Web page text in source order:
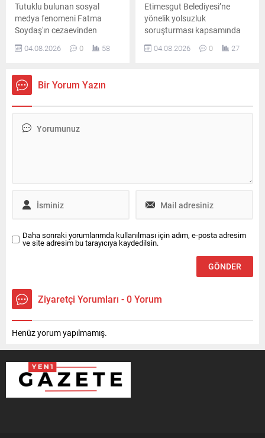
Tutuklu bulunan sosyal
medya fenomeni Fatma
Soydaş'ın cezaevinden
yakınları aracılığıyla
gönderdiği öne sürülen
getirdiği ve tahliye talebinde
bulunduğu iddia edildi.
04.08.2026 0 58
Etimesgut Belediyesi’ne
yönelik yolsuzluk
soruşturması kapsamında
tutuklanan ve görevden
uzaklaştırılan Belediye
04.08.2026 0 27
Bir Yorum Yazın
Daha sonraki yorumlarımda kullanılması için adım, e-posta adresim
ve site adresim bu tarayıcıya kaydedilsin.
Ziyaretçi Yorumları - 0 Yorum
Henüz yorum yapılmamış.